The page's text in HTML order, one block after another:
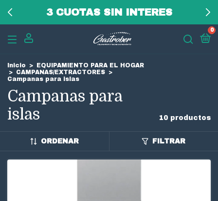
3 CUOTAS SIN INTERES
0
Inicio >
EQUIPAMIENTO PARA EL HOGAR
> CAMPANAS/EXTRACTORES >
Campanas para islas
Campanas para
islas
10 productos
ORDENAR FILTRAR